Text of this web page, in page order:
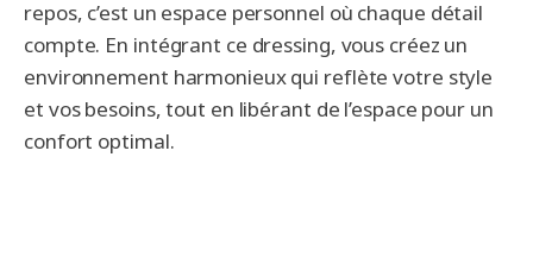
repos, c’est un espace personnel où chaque détail
compte. En intégrant ce dressing, vous créez un
environnement harmonieux qui reflète votre style
et vos besoins, tout en libérant de l’espace pour un
confort optimal.